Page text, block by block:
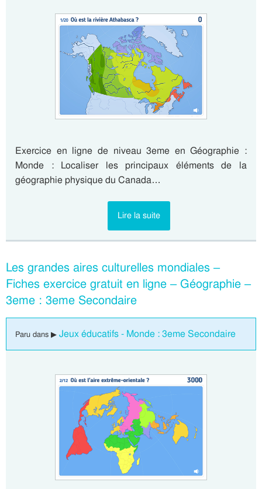
Exercice en ligne de niveau 3eme en Géographie :
Monde : Localiser les principaux éléments de la
géographie physique du Canada…
Lire la suite
Les grandes aires culturelles mondiales –
Fiches exercice gratuit en ligne – Géographie –
3eme : 3eme Secondaire
Paru dans ▶ Jeux éducatifs - Monde : 3eme Secondaire